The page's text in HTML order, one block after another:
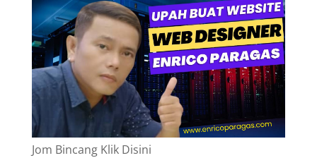
Jom Bincang Klik Disini